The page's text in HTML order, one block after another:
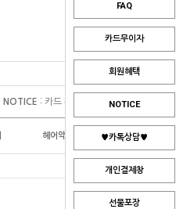
FAQ
카드무이자
회원혜택
NOTICE
♥카톡상담♥
개인결제창
선물포장
NOTICE : 카드 부분무이자 안내
헤어악세사리